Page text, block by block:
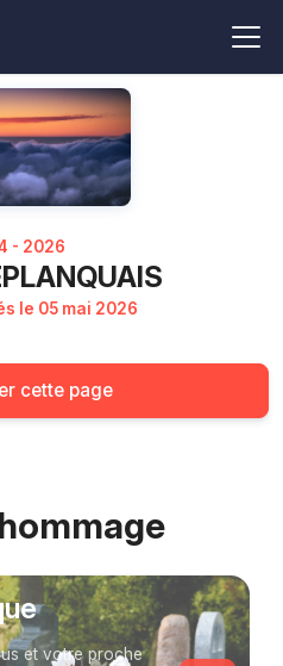
- 2026
le 05 mai 2026
cette page
et votre proche